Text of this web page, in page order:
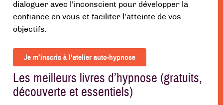
dialoguer avec l’inconscient pour développer la
confiance en vous et faciliter l’atteinte de vos
objectifs.
Je m’inscris à l’atelier auto-hypnose
Les meilleurs livres d’hypnose (gratuits,
découverte et essentiels)